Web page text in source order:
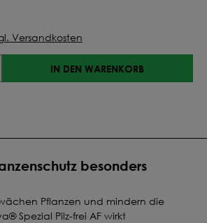
besonders
Pflanzen und mindern die
Spezial Pilz-frei AF wirkt
Versandkosten
IN DEN WARENKORB